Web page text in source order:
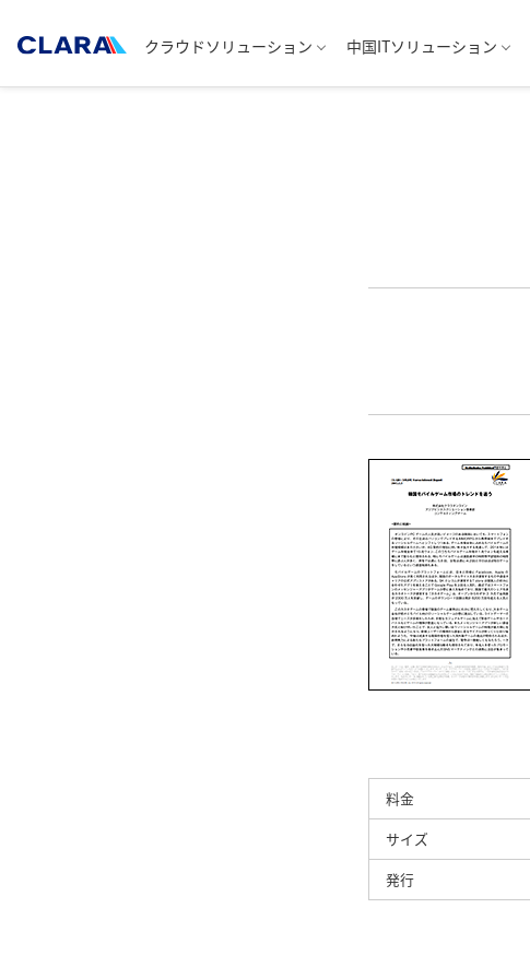
クラウドソリューション 中国ITソリューション
料金
サイズ
発行